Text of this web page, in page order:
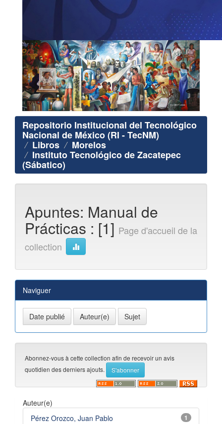
Repositorio Institucional del Tecnológico
Nacional de México (RI - TecNM)
Libros Morelos
Instituto Tecnológico de Zacatepec
(Sábatico)
Apuntes: Manual de
Prácticas : [1] Page d'accueil de la
collection
Naviguer
Abonnez-vous à cette collection afin de recevoir un avis
quotidien des derniers ajouts.
Auteur(e)
1
Pérez Orozco, Juan Pablo